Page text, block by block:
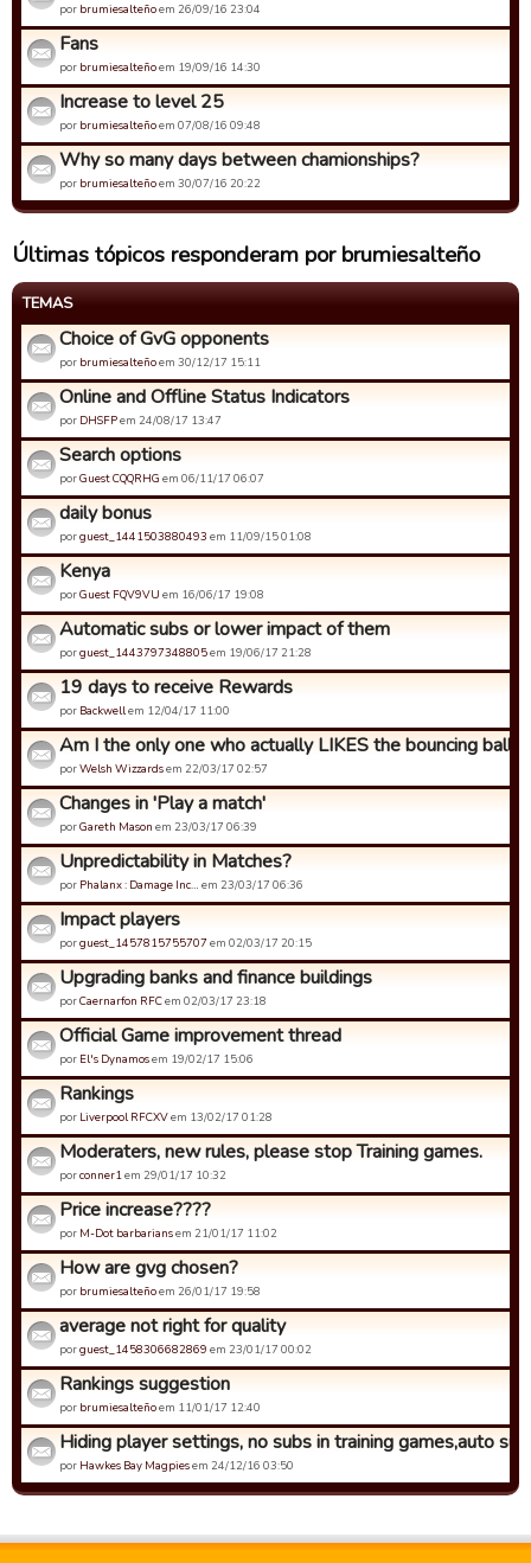
por brumiesalteñoem 26/09/16 23:04
Fans
por brumiesalteñoem 19/09/16 14:30
Increase to level 25
por brumiesalteñoem 07/08/16 09:48
Why so many days between chamionships?
por brumiesalteñoem 30/07/16 20:22
Últimas tópicos responderam por brumiesalteño
TEMAS
Choice of GvG opponents
por brumiesalteñoem 30/12/17 15:11
Online and Offline Status Indicators
por DHSFPem 24/08/17 13:47
Search options
porGuest CQQRHG em 06/11/17 06:07
daily bonus
porguest_1441503880493 em 11/09/15 01:08
Kenya
porGuest FQV9VU em 16/06/17 19:08
Automatic subs or lower impact of them
porguest_1443797348805em 19/06/17 21:28
19 days to receive Rewards
por Backwellem 12/04/17 11:00
Am I the only one who actually LIKES the bouncing ball
porWelsh Wizzardsem 22/03/17 02:57
Changes in 'Play a match'
porGareth Mason em 23/03/17 06:39
Unpredictability in Matches?
por Phalanx : Damage Inc… em 23/03/17 06:36
Impact players
porguest_1457815755707 em 02/03/17 20:15
Upgrading banks and finance buildings
porCaernarfon RFCem 02/03/17 23:18
Official Game improvement thread
por El's Dynamosem 19/02/17 15:06
Rankings
por Liverpool RFCXVem 13/02/17 01:28
Moderaters, new rules, please stop Training games.
porconner1em 29/01/17 10:32
Price increase????
por M-Dot barbariansem 21/01/17 11:02
How are gvg chosen?
por brumiesalteñoem 26/01/17 19:58
average not right for quality
porguest_1458306682869 em 23/01/17 00:02
Rankings suggestion
por brumiesalteñoem 11/01/17 12:40
Hiding player settings, no subs in training games,auto
por Hawkes Bay Magpiesem 24/12/16 03:50